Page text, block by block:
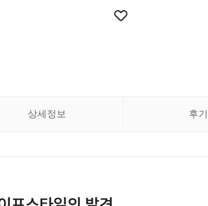
상세정보 후기